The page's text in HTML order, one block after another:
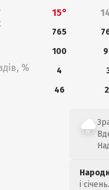
%
15°
765
100
4
46
і